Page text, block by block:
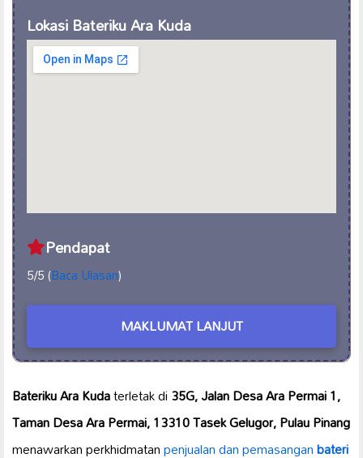
Lokasi Bateriku Ara Kuda
Pendapat
5/5 (Baca Ulasan)
MAKLUMAT LANJUT
Bateriku Ara Kudaterletak di35G, Jalan Desa Ara Permai 1,
Taman Desa Ara Permai, 13310 Tasek Gelugor, Pulau Pinang
menawarkan perkhidmatanpenjualan dan pemasanganbateri